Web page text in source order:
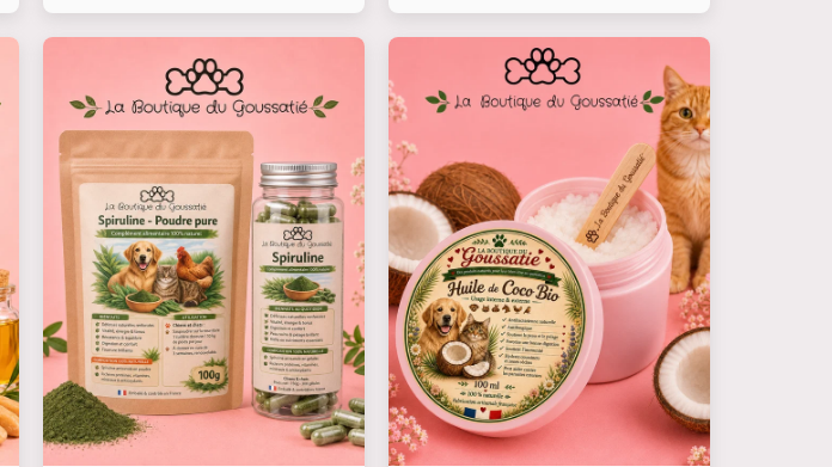
Peau & Pelage - Chiens, Chats,
Chevaux, NAC & Animaux de ferme